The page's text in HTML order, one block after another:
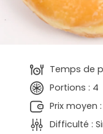
Temps de
Portions : 4
Prix moyen
Difficulté :